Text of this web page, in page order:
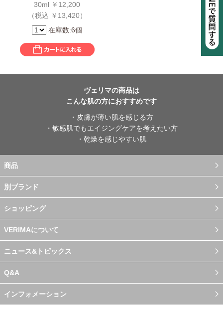
30ml ￥12,200
（税込 ￥13,420）
在庫数:6個
ヴェリマの商品は
こんな肌の方におすすめです
・皮膚が薄い肌を感じる方
・敏感肌でもエイジングケアを考えたい方
・乾燥を感じやすい肌
商品
別ブランド
ショッピング
VERIMAについて
ニュース&トピックス
Q&A
インフォメーション